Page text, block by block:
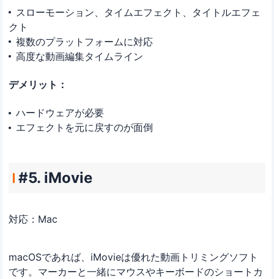
スローモーション、タイムエフェクト、タイトルエフェ
クト
複数のプラットフォームに対応
高度な動画編集タイムライン
デメリット：
ハードウェアが必要
エフェクトを元に戻すのが面倒
#5. iMovie
対応：Mac
macOSであれば、iMovieは優れた動画トリミングソフト
です。マーカーと一緒にマウスやキーボードのショートカ